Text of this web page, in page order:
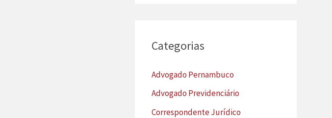
Categorias
Advogado Pernambuco
Advogado Previdenciário
Correspondente Jurídico